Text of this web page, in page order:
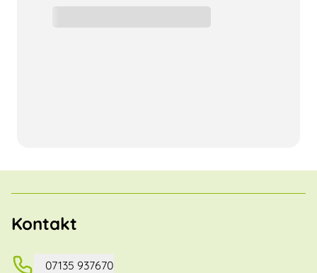
Kontakt
07135 937670